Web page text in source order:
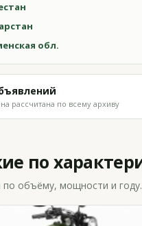
обл.
рассчитана по всему архиву
по
объёму, мощности и году.